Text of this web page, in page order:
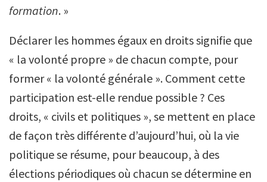
formation. »
Déclarer les hommes égaux en droits signifie que
« la volonté propre » de chacun compte, pour
former « la volonté générale ». Comment cette
participation est-elle rendue possible ? Ces
droits, « civils et politiques », se mettent en place
de façon très différente d’aujourd’hui, où la vie
politique se résume, pour beaucoup, à des
élections périodiques où chacun se détermine en